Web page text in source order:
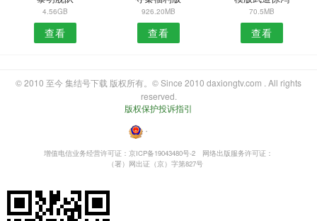
4.56GB
查看
926.20MB
查看
70.5MB
查看
© 2010 至今 集结号下载 版权所有。© Since 2010 daxiongtv.com . All rights
reserved.
版权保护投诉指引
・
增值电信业务经营许可证：京ICP备19043480号-2
网络出版服务许可证：
（署）网出证（京）字第827号